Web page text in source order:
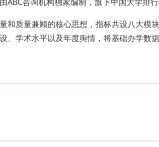
和质量兼顾的核心思想，指标共设八大模
、学术水平以及年度舆情，将基础办学数